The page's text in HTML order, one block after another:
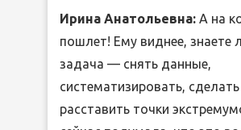
Ирина Анатольевна: А на
пошлет! Ему виднее, знаете
задача — снять данные,
систематизировать,
расставить точки